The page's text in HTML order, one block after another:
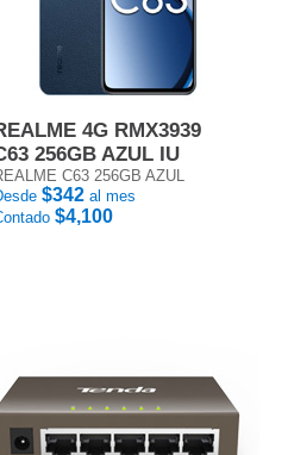
4G RMX3939
256GB AZUL IU
C63 256GB AZUL
$342 al mes
$4,100